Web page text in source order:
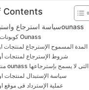
Contents
سياسة استرجاع واستبدال متجرounass
كوبونات خصم Ounass
المدة المسموح الإسترجاع لمنتجات
شروط الإسترجاع لمنتجات
منتجات ounass التى لا يسمح بإسترجاعها
سياسة الإستبدال لمنتجات
عملية الإسترداد فى موقع